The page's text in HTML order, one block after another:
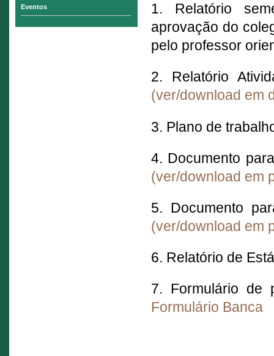
Eventos
1. Relatório
aprovação do
pelo professor
2. Relatório
(ver/download em
3. Plano de
4. Documento
(ver/download em
5. Documento
(ver/download em
6. Relatório de
7. Formulário
Formulário Banca